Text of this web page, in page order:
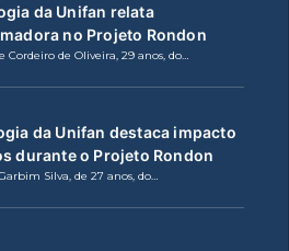
da Unifan relata
no Projeto Rondon
Cordeiro de Oliveira, 29 anos, do…
da Unifan destaca impacto
durante o Projeto Rondon
Silva, de 27 anos, do…